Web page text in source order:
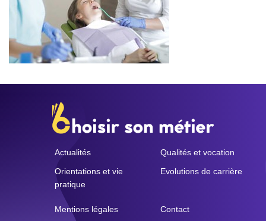
Actualités
Orientations et vie
pratique
Qualités et vocation
Evolutions de carrière
Mentions légales Contact